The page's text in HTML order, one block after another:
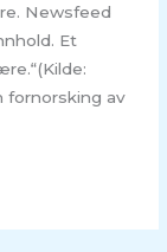
Newsfeed
Et
fornorsking av